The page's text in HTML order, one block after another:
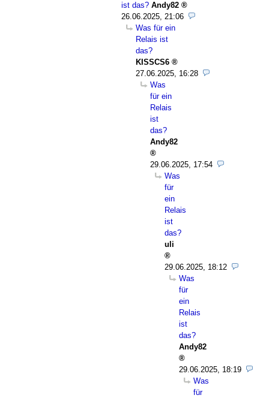
ist das? Andy82
26.06.2025, 21:06
Was für ein
Relais ist
das?
KISSCS6
27.06.2025, 16:28
Was
für ein
Relais
ist
das?
Andy82
29.06.2025, 17:54
Was
für
ein
Relais
ist
das?
uli
29.06.2025, 18:12
Was
für
ein
Relais
ist
das?
Andy82
29.06.2025, 18:19
Was
für